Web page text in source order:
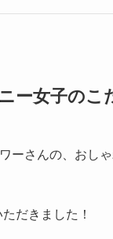
ー女子のこ
ーさんの、おし
だきました！